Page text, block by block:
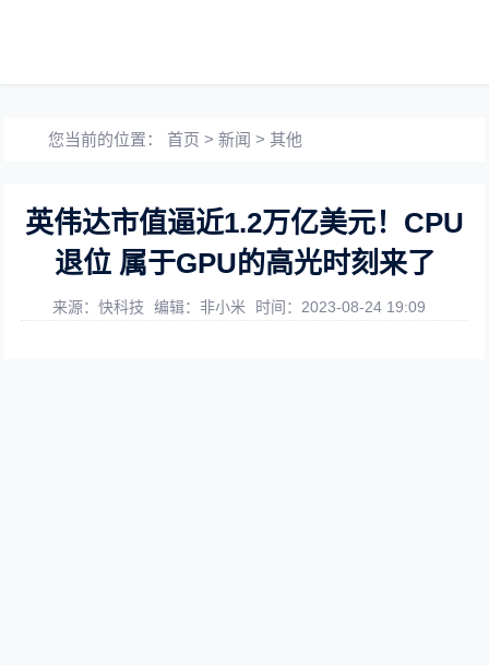
您当前的位置：首页 >新闻 >其他
英伟达市值逼近1.2万亿美元！CPU
退位 属于GPU的高光时刻来了
来源：快科技 编辑：非小米 时间：2023-08-24 19:09